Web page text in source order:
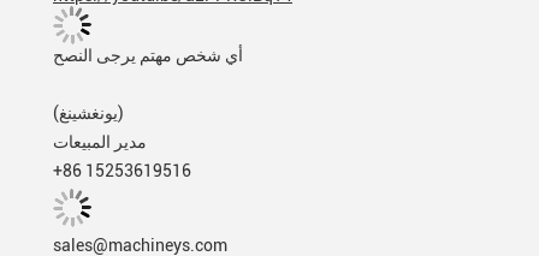
أي شخص مهتم يرجى النصح
(يونغشينغ)
مدير المبيعات
+86 15253619516
sales@machineys.com